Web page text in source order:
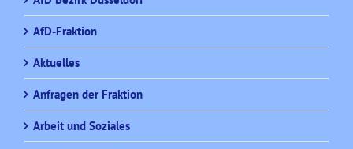
AfD-Fraktion
Aktuelles
Anfragen der Fraktion
Arbeit und Soziales